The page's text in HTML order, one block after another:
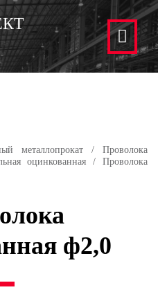
металлопрокат / Проволока
оцинкованная / Проволока
ф2,0